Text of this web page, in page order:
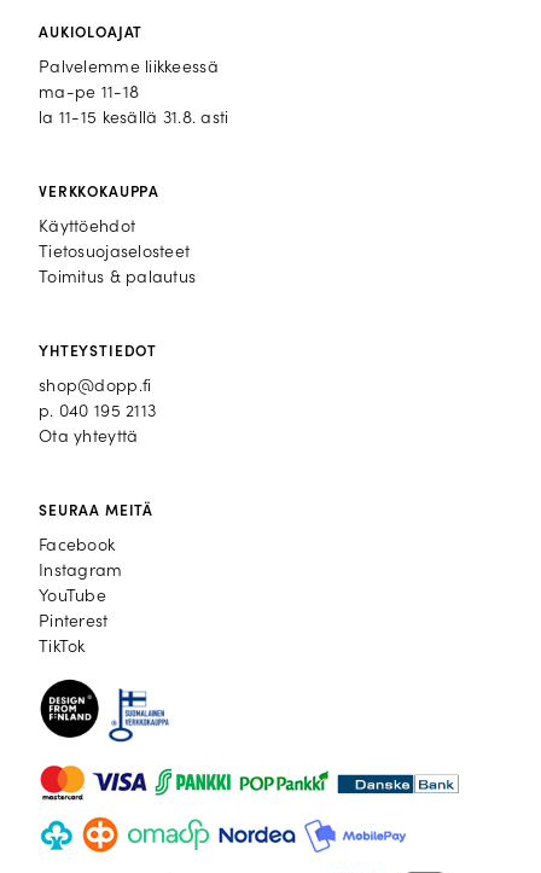
AUKIOLOAJAT
Palvelemme liikkeessä
ma-pe 11-18
la 11-15 kesällä 31.8. asti
VERKKOKAUPPA
Käyttöehdot
Tietosuojaselosteet
Toimitus & palautus
YHTEYSTIEDOT
shop@dopp.fi
p. 040 195 2113
Ota yhteyttä
SEURAA MEITÄ
Facebook
Facebook
Instagram
Instagram
YouTube
YouTube
Pinterest
Pinterest
TikTok
TikTok